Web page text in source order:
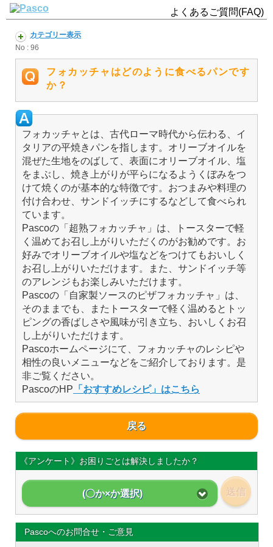
よくあるご質問(FAQ)
カテゴリー表示
No : 96
フォカッチャはどのように食べるパンです
か？
フォカッチャとは、古代ローマ時代から伝わる、イ
タリアの平焼きパンを指します。オリーブオイルを
混ぜた生地をのばして、表面にオリーブオイル、塩
をまぶし、焼き上がりが平らになるようくぼみをつ
けて焼くのが基本的な特徴です。おつまみや料理の
付け合わせ、サンドイッチにするなどして食べられ
ています。
Pascoの「超熟フォカッチャ」は、トースターで軽
く温めてお召し上がりいただくのがお勧めです。お
好みでオリーブオイルや塩などをつけてもおいしく
お召し上がりいただけます。また、サンドイッチ等
のアレンジもお楽しみいただけます。
Pascoの「自家製ソースのピザフォカッチャ」は、
そのままでも、またトースターで軽く温めるとトッ
ピングの香ばしさや風味が引き立ち、おいしくお召
し上がりいただけます。
Pascoホームページにて、フォカッチャのレシピや
相性の良いメニューなどをご紹介しております。是
非ご覧ください。
PascoのHP 「おすすめレシピ」はこちら
戻る
《アンケート》お困りごとは解決しましたか？
(〇か×か選択) 送信
Pascoへのお問合せ・ご意見